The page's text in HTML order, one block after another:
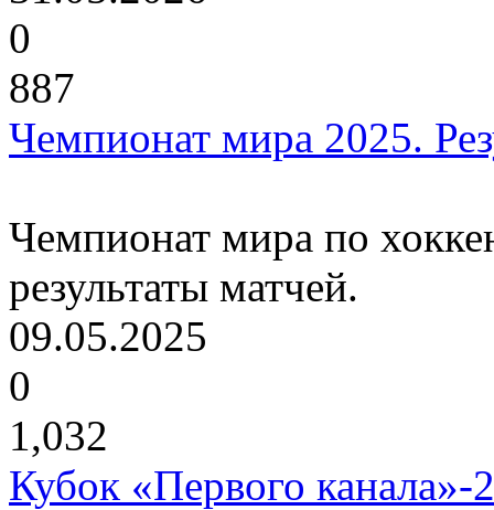
0
887
Чемпионат мира 2025.
Чемпионат мира по
результаты матчей.
09.05.2025
0
1,032
Кубок «Первого канала»-